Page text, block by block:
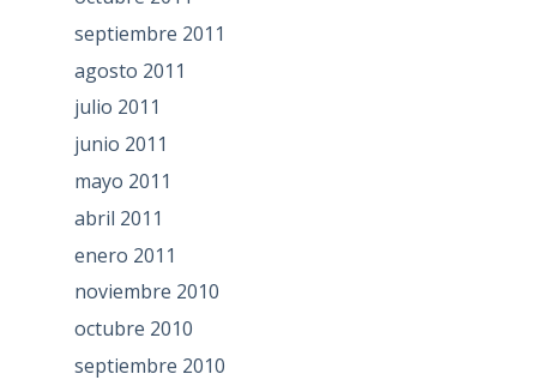
septiembre 2011
agosto 2011
julio 2011
junio 2011
mayo 2011
abril 2011
enero 2011
noviembre 2010
octubre 2010
septiembre 2010